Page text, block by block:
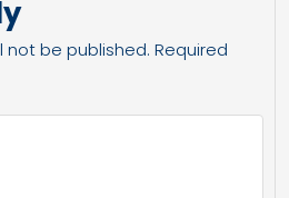
not be published. Required